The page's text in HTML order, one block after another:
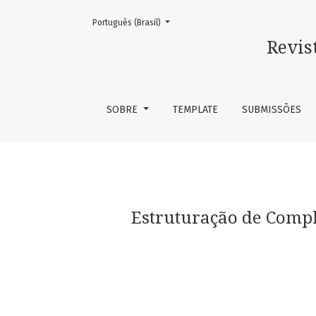
Estruturação de Compliance como
SOBRE TEMPLATE SUBMISSÕES
Mudar o idioma. O atual é:
Português (Brasil)
Estruturação de